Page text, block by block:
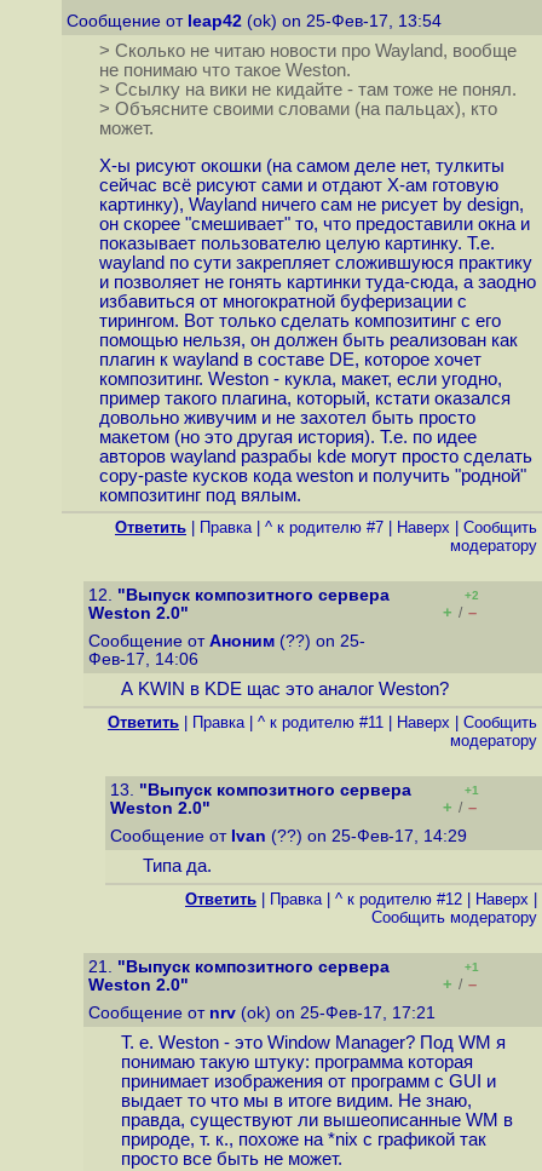
Сообщение от leap42 (ok) on 25-Фев-17, 13:54
> Сколько не читаю новости про Wayland, вообще
не понимаю что такое Weston.
> Ссылку на вики не кидайте - там тоже не понял.
> Объясните своими словами (на пальцах), кто
может.
X-ы рисуют окошки (на самом деле нет, тулкиты
сейчас всё рисуют сами и отдают X-ам готовую
картинку), Wayland ничего сам не рисует by design,
он скорее "смешивает" то, что предоставили окна и
показывает пользователю целую картинку. Т.е.
wayland по сути закрепляет сложившуюся практику
и позволяет не гонять картинки туда-сюда, а заодно
избавиться от многократной буферизации с
тирингом. Вот только сделать композитинг с его
помощью нельзя, он должен быть реализован как
плагин к wayland в составе DE, которое хочет
композитинг. Weston - кукла, макет, если угодно,
пример такого плагина, который, кстати оказался
довольно живучим и не захотел быть просто
макетом (но это другая история). Т.е. по идее
авторов wayland разрабы kde могут просто сделать
copy-paste кусков кода weston и получить "родной"
композитинг под вялым.
Ответить Правка| ^ к родителю #7 Наверх
Cообщить
модератору
12. "Выпуск композитного сервера
Weston 2.0"
+2
+ / –
Сообщение от Аноним (??) on 25-
Фев-17, 14:06
А KWIN в KDE щас это аналог Weston?
Ответить Правка| ^ к родителю #11 Наверх
Cообщить
модератору
13. "Выпуск композитного сервера
Weston 2.0"
+1
+ / –
Сообщение от Ivan (??) on 25-Фев-17, 14:29
Типа да.
Ответить Правка| ^ к родителю #12 Наверх
Cообщить модератору
21. "Выпуск композитного сервера
Weston 2.0"
+1
+ / –
Сообщение от nrv (ok) on 25-Фев-17, 17:21
Т. е. Weston - это Window Manager? Под WM я
понимаю такую штуку: программа которая
принимает изображения от программ с GUI и
выдает то что мы в итоге видим. Не знаю,
правда, существуют ли вышеописанные WM в
природе, т. к., похоже на *nix с графикой так
просто все быть не может.